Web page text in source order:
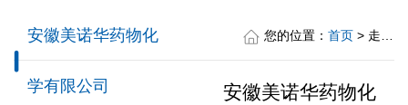
安徽美诺华药物化
学有限公司
您的位置： 首页> 走进美诺华 > 安徽美诺华药物化学有限公司
安徽美诺华药物化